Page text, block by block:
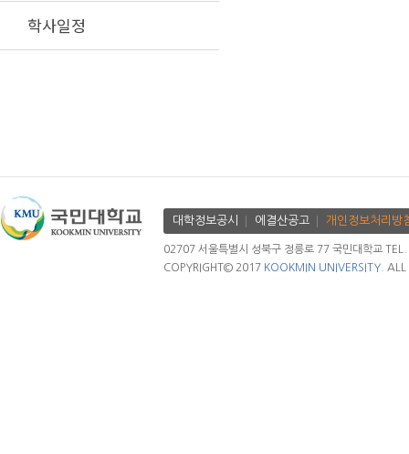
학사일정
대학정보공시 에결산공고 개인정보처리방
02707 서울특별시 성북구 정릉로 77 국민대학교
COPYRIGHT© 2017 KOOKMIN UNIVERSITY. ALL